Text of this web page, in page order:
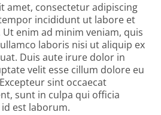
amet, consectetur adipiscing
incididunt ut labore et
enim ad minim veniam, quis
laboris nisi ut aliquip ex
Duis aute irure dolor in
velit esse cillum dolore eu
sint occaecat
sunt in culpa qui officia
est laborum.